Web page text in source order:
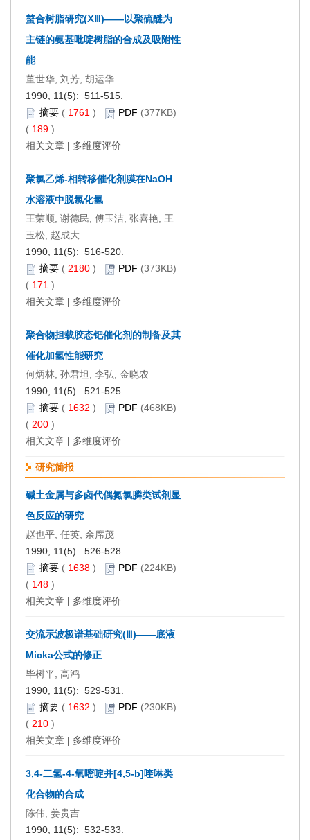
螯合树脂研究(ⅩⅢ)——以聚硫醚为
主链的氨基吡啶树脂的合成及吸附性
能
董世华, 刘芳, 胡运华
1990, 11(5): 511-515.
摘要 ( 1761 ) PDF (377KB)
( 189 )
相关文章 | 多维度评价
聚氯乙烯-相转移催化剂膜在NaOH
水溶液中脱氯化氢
王荣顺, 谢德民, 傅玉洁, 张喜艳, 王
玉松, 赵成大
1990, 11(5): 516-520.
摘要 ( 2180 ) PDF (373KB)
( 171 )
相关文章 | 多维度评价
聚合物担载胶态钯催化剂的制备及其
催化加氢性能研究
何炳林, 孙君坦, 李弘, 金晓农
1990, 11(5): 521-525.
摘要 ( 1632 ) PDF (468KB)
( 200 )
相关文章 | 多维度评价
研究简报
碱土金属与多卤代偶氮氯膦类试剂显
色反应的研究
赵也平, 任英, 余席茂
1990, 11(5): 526-528.
摘要 ( 1638 ) PDF (224KB)
( 148 )
相关文章 | 多维度评价
交流示波极谱基础研究(Ⅲ)——底液
Micka公式的修正
毕树平, 高鸿
1990, 11(5): 529-531.
摘要 ( 1632 ) PDF (230KB)
( 210 )
相关文章 | 多维度评价
3,4-二氢-4-氧嘧啶并[4,5-b]喹啉类
化合物的合成
陈伟, 姜贵吉
1990, 11(5): 532-533.